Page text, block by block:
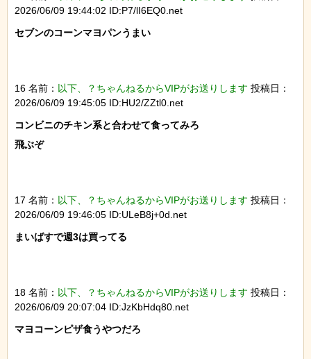
2026/06/09 19:44:02 ID:P7/lI6EQ0.net
セブンのコーンマヨパンうまい
16 名前： 以下、？ちゃんねるからVIPがお送りします 投稿日：
2026/06/09 19:45:05 ID:HU2/ZZtl0.net
コンビニのチキン系と合わせて食ってみろ
飛ぶぞ
17 名前： 以下、？ちゃんねるからVIPがお送りします 投稿日：
2026/06/09 19:46:05 ID:ULeB8j+0d.net
まいばすで週3は買ってる
18 名前： 以下、？ちゃんねるからVIPがお送りします 投稿日：
2026/06/09 20:07:04 ID:JzKbHdq80.net
マヨコーンピザ食うやつだろ